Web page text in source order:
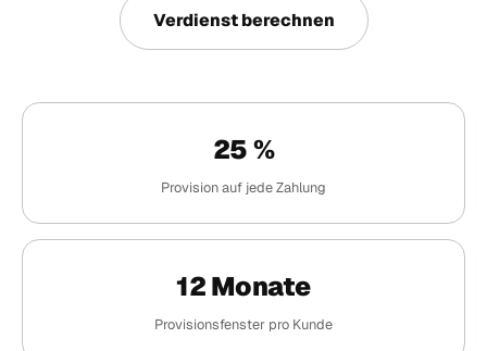
Verdienst berechnen
25 %
Provision auf jede Zahlung
12 Monate
Provisionsfenster pro Kunde